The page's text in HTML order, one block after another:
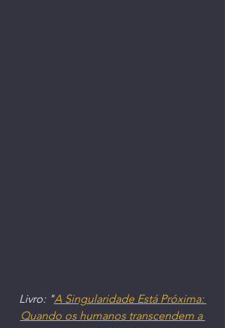
Livro: "A Singularidade Está Próxima:
Quando os humanos transcendem a